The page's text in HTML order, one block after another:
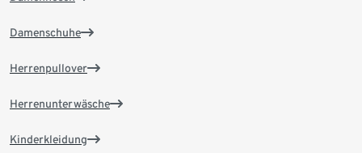
Damenschuhe
Herrenpullover
Herrenunterwäsche
Kinderkleidung